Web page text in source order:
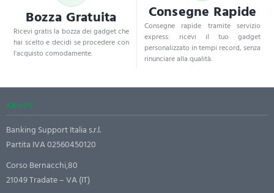
Bozza Gratuita
Ricevi gratis la bozza dei gadget che
hai scelto e decidi se procedere con
l'acquisto comodamente.
Consegne Rapide
Consegne rapide tramite servizio
express: ricevi il tuo gadget
personalizzato in tempi record, senza
rinunciare alla qualità.
ABOUT
Banking Support Italia s.r.l.
Partita IVA 02560450120
Corso Bernacchi,80
21049 Tradate – VA (IT)